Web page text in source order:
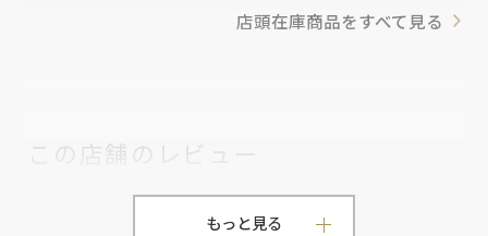
店頭在庫商品をすべて見る
この店舗のレビュー
0件のレビュー
もっと見る